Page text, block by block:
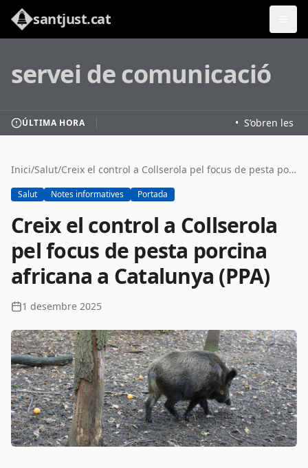
santjust.cat
servei de comunicació
ÚLTIMA HORA S’obren les
Inici/Salut/ Creix el control a Collserola pel focus de pesta porcina africana a Catalunya (PPA)
Salut Notes informatives Portada
Creix el control a Collserola
pel focus de pesta porcina
africana a Catalunya (PPA)
1 desembre 2025